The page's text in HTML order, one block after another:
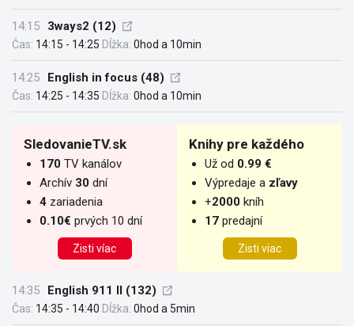
14:15 3ways2 (12)
Čas: 14:15 - 14:25 Dĺžka: 0hod a 10min
14:25 English in focus (48)
Čas: 14:25 - 14:35 Dĺžka: 0hod a 10min
SledovanieTV.sk
170 TV kanálov
Archív 30 dní
4 zariadenia
0.10€ prvých 10 dní
Zisti víac
Knihy pre každého
Už od 0.99 €
Výpredaje a zľavy
+2000 kníh
17 predajní
Zisti viac
14:35 English 911 II (132)
Čas: 14:35 - 14:40 Dĺžka: 0hod a 5min